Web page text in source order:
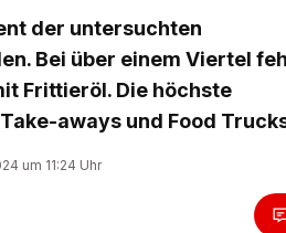
der untersuchten
Bei über einem Viertel
Frittieröl. Die höchste
aways und Food
um 11:24 Uhr